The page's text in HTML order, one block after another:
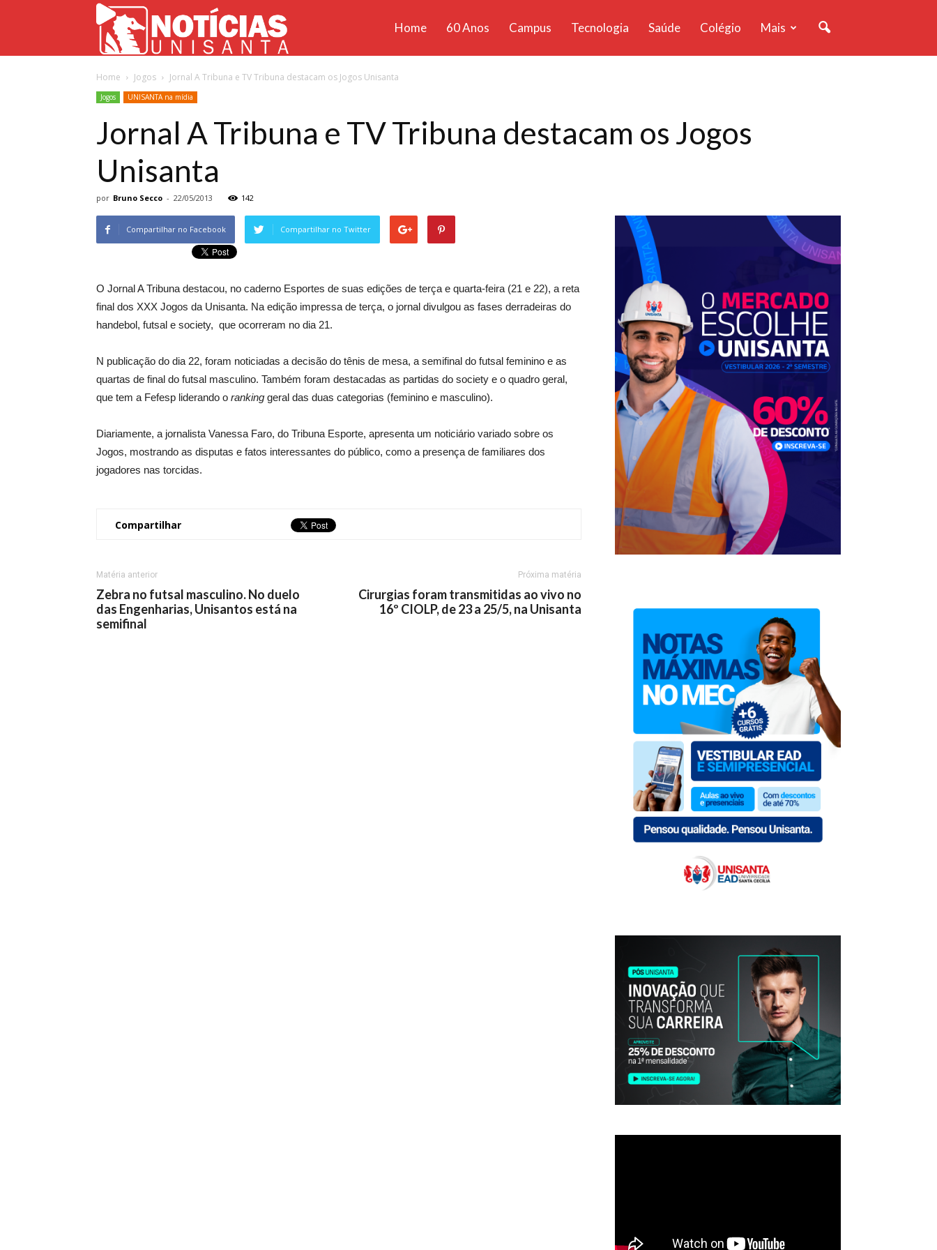
Unisanta
Home 60 Anos Campus Tecnologia Saúde Colégio Mais
Home Jogos Jornal A Tribuna e TV Tribuna destacam os Jogos Unisanta
Jogos UNISANTA na mídia
Jornal A Tribuna e TV Tribuna destacam os Jogos
Unisanta
por Bruno Secco - 22/05/2013 142
Compartilhar no Facebook Compartilhar no Twitter
O Jornal A Tribuna destacou, no caderno Esportes de suas edições de terça e quarta-feira (21 e 22), a reta
final dos XXX Jogos da Unisanta. Na edição impressa de terça, o jornal divulgou as fases derradeiras do
handebol, futsal e society, que ocorreram no dia 21.
N publicação do dia 22, foram noticiadas a decisão do tênis de mesa, a semifinal do futsal feminino e as
quartas de final do futsal masculino. Também foram destacadas as partidas do society e o quadro geral,
que tem a Fefesp liderando o ranking geral das duas categorias (feminino e masculino).
Diariamente, a jornalista Vanessa Faro, do Tribuna Esporte, apresenta um noticiário variado sobre os
Jogos, mostrando as disputas e fatos interessantes do público, como a presença de familiares dos
jogadores nas torcidas.
Compartilhar
Matéria anterior
Zebra no futsal masculino. No duelo
das Engenharias, Unisantos está na
semifinal
Próxima matéria
Cirurgias foram transmitidas ao vivo no
16º CIOLP, de 23 a 25/5, na Unisanta